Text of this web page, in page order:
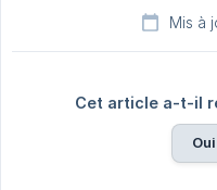
Mis à
Cet article a-t-il
Oui